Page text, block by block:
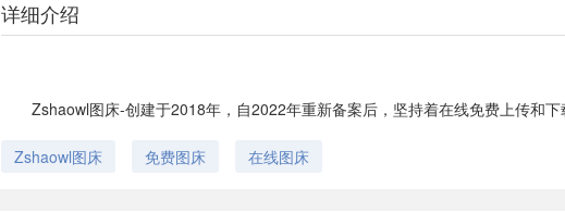
详细介绍
Zshaowl图床-创建于2018年，自2022年重新备案后，坚持着在线免费上传和下
Zshaowl图床 免费图床 在线图床